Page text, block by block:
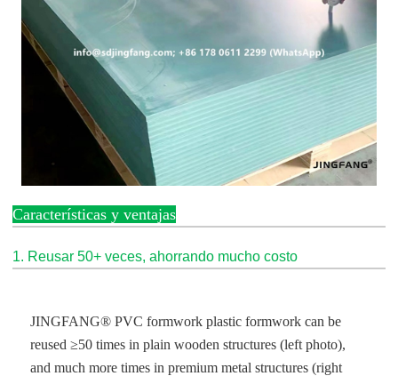
Características y ventajas
1. Reusar 50+ veces, ahorrando mucho costo
JINGFANG® PVC formwork plastic formwork can be
reused ≥50 times in plain wooden structures (left photo),
and much more times in premium metal structures (right